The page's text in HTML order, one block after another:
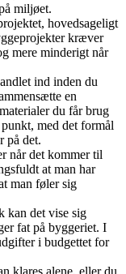
miljøet.
hovedsageligt
kræver
mere minderigt når
ind inden du
en
du får brug
med det formål
på det.
når det kommer til
at man har
man føler sig
kan det vise sig
fat på byggeriet. I
i budgettet for
klares alene, eller du